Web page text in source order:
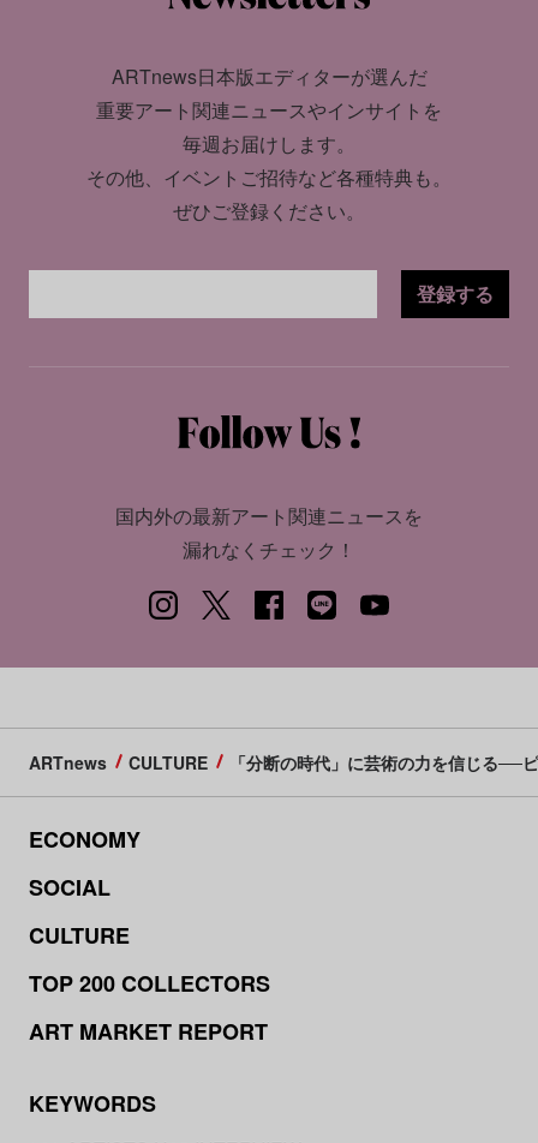
ARTnews日本版エディターが選んだ
重要アート関連ニュースやインサイトを
毎週お届けします。
その他、イベントご招待など各種特典も。
ぜひご登録ください。
登録する
国内外の最新アート関連ニュースを
漏れなくチェック！
ARTnews CULTURE 「分断の時代」に芸術の力を信じる──
ECONOMY
SOCIAL
CULTURE
TOP 200 COLLECTORS
ART MARKET REPORT
KEYWORDS